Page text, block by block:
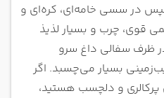
در سسی خامه‌ای، کره‌ای و
قوی، چرب و بسیار لذیذ
ظرف سفالی داغ سرو
بسیار می‌چسبد. اگر
و دلچسب هستید،